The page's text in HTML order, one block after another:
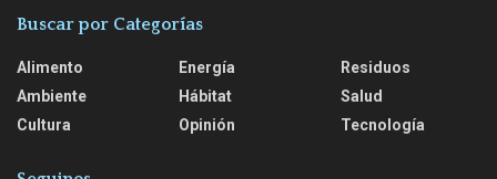
Buscar por Categorías
Alimento
Ambiente
Cultura
Energía
Hábitat
Opinión
Residuos
Salud
Tecnología